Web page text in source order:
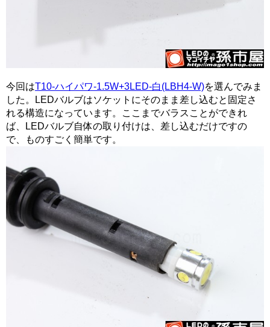
今回はT10-ハイパワ-1.5W+3LED-白(LBH4-W)を選んでみま
した。LEDバルブはソケットにそのまま差し込むと固定さ
れる構造になっています。ここまでバラスことができれ
ば、LEDバルブ自体の取り付けは、差し込むだけですの
で、ものすごく簡単です。